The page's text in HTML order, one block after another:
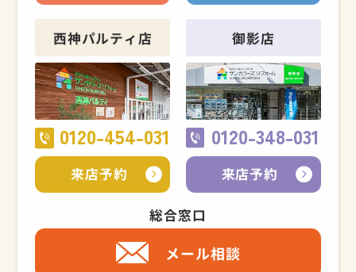
西神パルティ店
0120-454-031
来店予約
御影店
0120-348-031
来店予約
総合窓口
メール相談